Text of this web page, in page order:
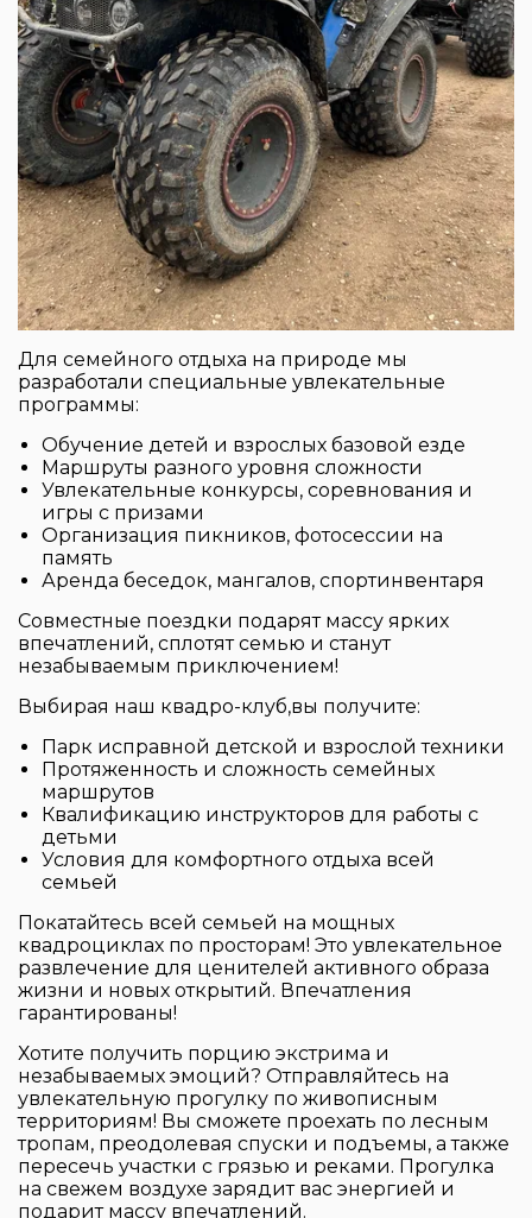
Для семейного отдыха на природе мы
разработали специальные увлекательные
программы:
Обучение детей и взрослых базовой езде
Маршруты разного уровня сложности
Увлекательные конкурсы, соревнования и
игры с призами
Организация пикников, фотосессии на
память
Аренда беседок, мангалов, спортинвентаря
Совместные поездки подарят массу ярких
впечатлений, сплотят семью и станут
незабываемым приключением!
Выбирая наш квадро-клуб,вы получите:
Парк исправной детской и взрослой техники
Протяженность и сложность семейных
маршрутов
Квалификацию инструкторов для работы с
детьми
Условия для комфортного отдыха всей
семьей
Покатайтесь всей семьей на мощных
квадроциклах по просторам! Это увлекательное
развлечение для ценителей активного образа
жизни и новых открытий. Впечатления
гарантированы!
Хотите получить порцию экстрима и
незабываемых эмоций? Отправляйтесь на
увлекательную прогулку по живописным
территориям! Вы сможете проехать по лесным
тропам, преодолевая спуски и подъемы, а также
пересечь участки с грязью и реками. Прогулка
на свежем воздухе зарядит вас энергией и
подарит массу впечатлений.